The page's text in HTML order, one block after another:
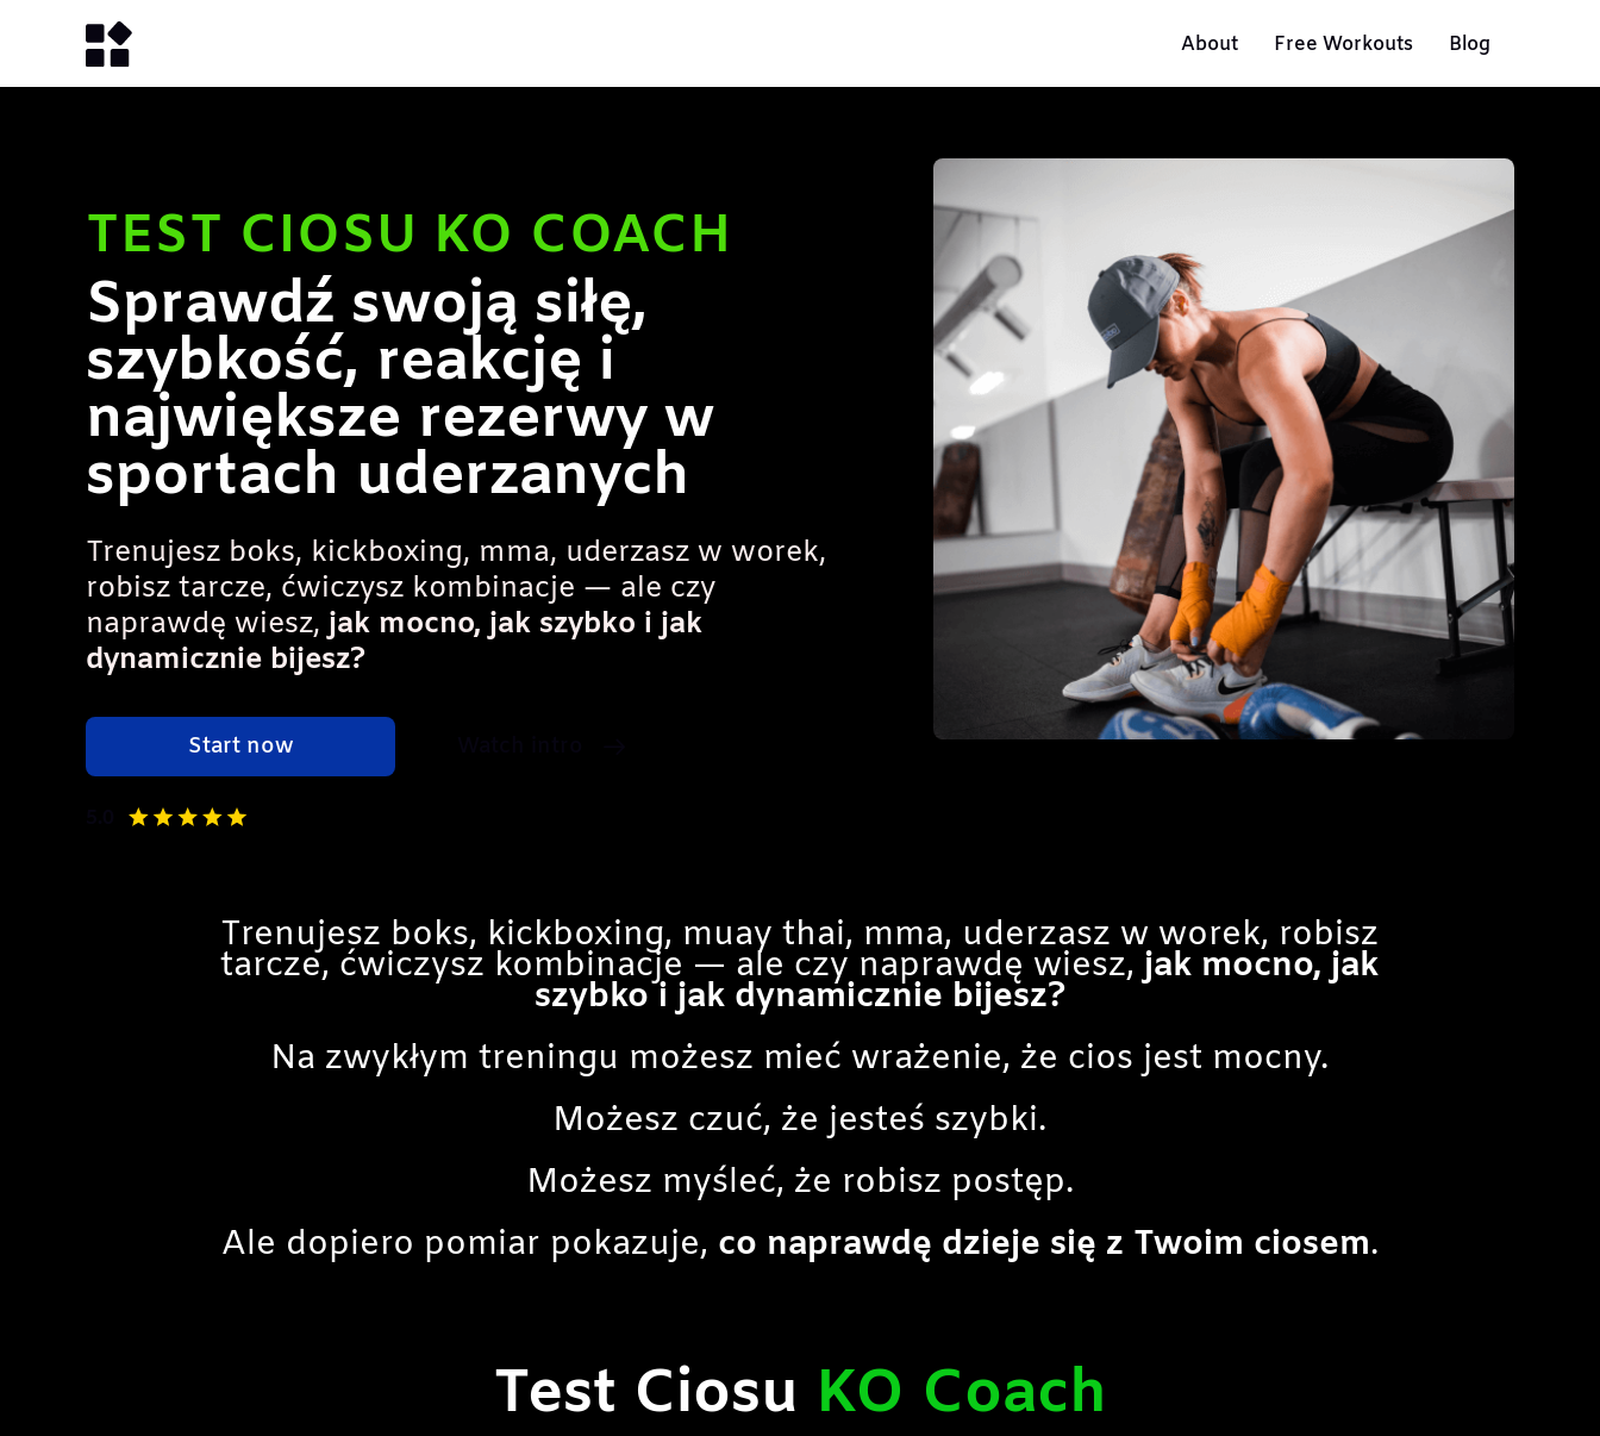
About Free Workouts Blog
TEST CIOSU KO COACH
Sprawdź swoją siłę,
szybkość, reakcję i
największe rezerwy w
sportach uderzanych
Trenujesz boks, kickboxing, mma, uderzasz w worek,
robisz tarcze, ćwiczysz kombinacje — ale czy
naprawdę wiesz,jak mocno, jak szybko i jak
dynamicznie bijesz?
Start now
Trenujesz boks, kickboxing, muay thai, mma, uderzasz w worek, robisz
tarcze, ćwiczysz kombinacje — ale czy naprawdę wiesz, jak mocno, jak
szybko i jak dynamicznie bijesz?
Na zwykłym treningu możesz mieć wrażenie, że cios jest mocny.
Możesz czuć, że jesteś szybki.
Możesz myśleć, że robisz postęp.
Ale dopiero pomiar pokazuje, co naprawdę dzieje się z Twoim ciosem.
Test Ciosu KO Coach